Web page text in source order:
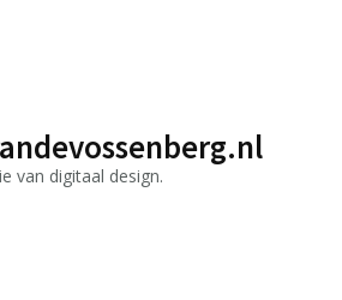
van digitaal design.